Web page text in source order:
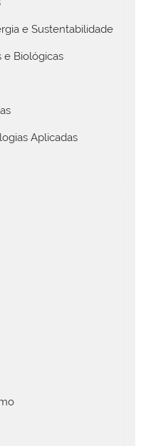
e Sustentabilidade
e Biológicas
Aplicadas